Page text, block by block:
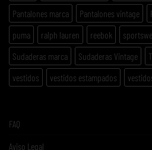
Pantalones marca
Pantalones vintage
puma
ralph lauren reebok
Sudaderas marca
Sudaderas Vintage
vestidos
vestidos estampados
FAQ
Aviso Legal